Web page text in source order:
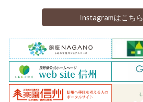
Instagramはこちら